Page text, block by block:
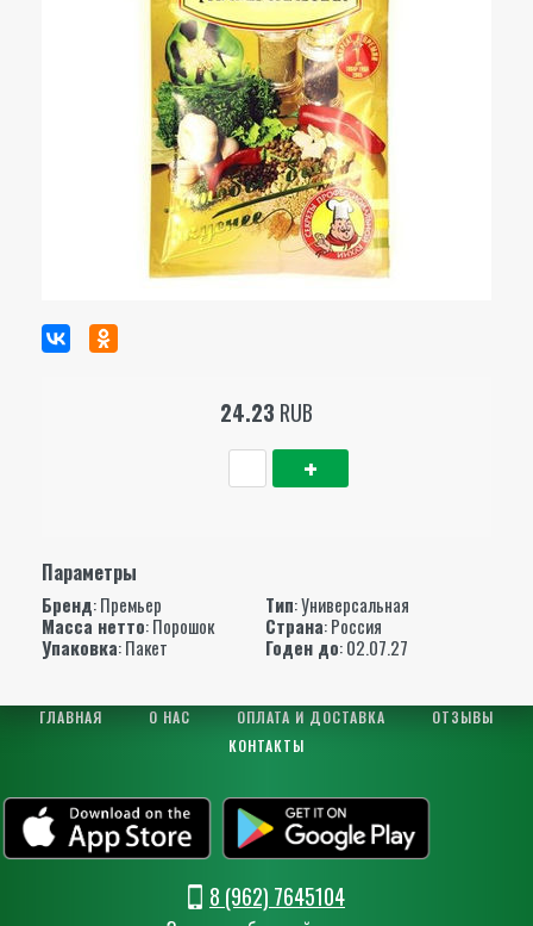
24.23 RUB
Параметры
Бренд:Премьер Тип: Универсальная
Масса нетто: Порошок Страна: Россия
Упаковка: Пакет Годен до: 02.07.27
ГЛАВНАЯ О НАС ОПЛАТА И ДОСТАВКА
ОТЗЫВЫ
КОНТАКТЫ
8 (962) 7645104